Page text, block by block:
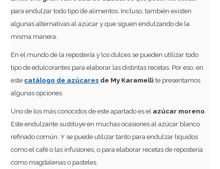
para endulzar todo tipo de alimentos. Incluso, también existen
algunas alternativas al azúcar y que siguen endulzando de la
misma manera.
En el mundo de la repostería y los dulces se pueden utilizar todo
tipo de edulcorantes para elaborar las distintas recetas. Por eso, en
este catálogo de azúcares de My Karamelli te presentamos
algunas opciones.
Uno de los más conocidos de este apartado es el azúcar moreno
Este endulzante sustituye en muchas ocasiones al azúcar blanco
refinado común. Y se puede utilizar tanto para endulzar líquidos
como el café o las infusiones, o para elaborar recetas de repostería
como magdalenas o pasteles.